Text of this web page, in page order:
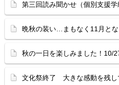
第三回読み聞かせ（個別支援
晩秋の装い…まもなく11月と
秋の一日を楽しみました！10/
文化祭終了 大きな感動を